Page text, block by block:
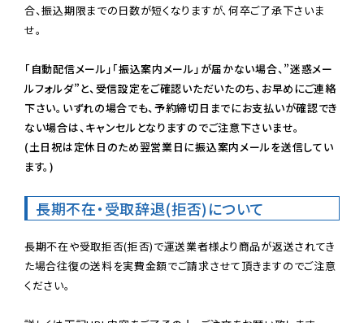
合、振込期限までの日数が短くなりますが、何卒ご了承下さいま
せ。
「自動配信メール」「振込案内メール」が届かない場合、”迷惑メー
ルフォルダ”と、受信設定をご確認いただいたのち、お早めにご連絡
下さい。いずれの場合でも、予約締切日までにお支払いが確認でき
ない場合は、キャンセルとなりますのでご注意下さいませ。
(土日祝は定休日のため翌営業日に振込案内メールを送信してい
ます。)
長期不在・受取辞退(拒否)について
長期不在や受取拒否(拒否)で運送業者様より商品が返送されてき
た場合往復の送料を実費金額でご請求させて頂きますのでご注意
ください。